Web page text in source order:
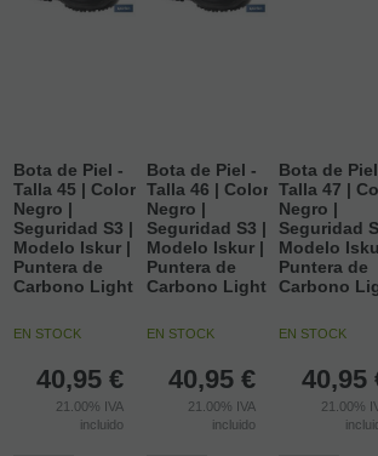
Bota de Piel -
Talla 45 | Color
Negro |
Seguridad S3 |
Modelo Iskur |
Puntera de
Carbono Light
EN STOCK
40,95 €
21.00% IVA
incluido
Bota de Piel -
Talla 46 | Color
Negro |
Seguridad S3 |
Modelo Iskur |
Puntera de
Carbono Light
EN STOCK
40,95 €
21.00% IVA
incluido
Bota de
Talla 47 |
Negro |
Seguridad
Modelo
Puntera de
Carbono
EN STOCK
40,95
21.00%